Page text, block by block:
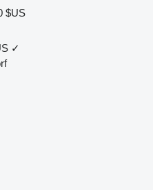
$US
✓